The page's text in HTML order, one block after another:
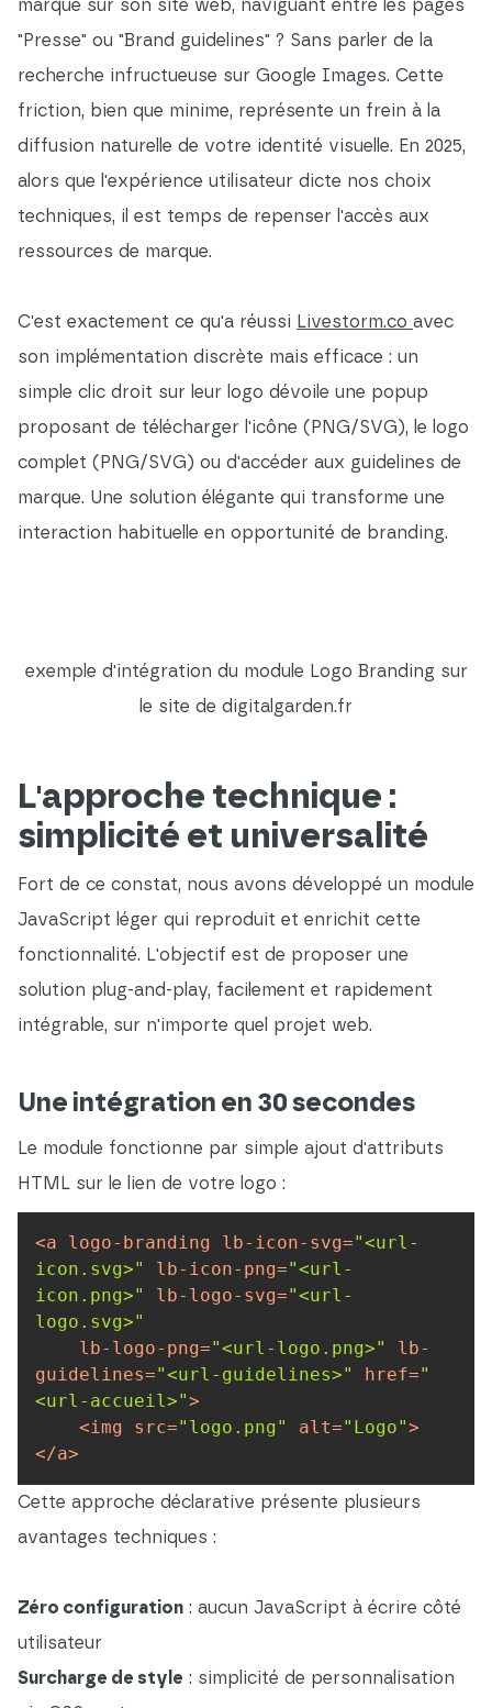
marque sur son site web, naviguant entre les pages
"Presse" ou "Brand guidelines" ? Sans parler de la
recherche infructueuse sur Google Images. Cette
friction, bien que minime, représente un frein à la
diffusion naturelle de votre identité visuelle. En 2025,
alors que l'expérience utilisateur dicte nos choix
techniques, il est temps de repenser l'accès aux
ressources de marque.
C'est exactement ce qu'a réussi Livestorm.co avec
son implémentation discrète mais efficace : un
simple clic droit sur leur logo dévoile une popup
proposant de télécharger l'icône (PNG/SVG), le logo
complet (PNG/SVG) ou d'accéder aux guidelines de
marque. Une solution élégante qui transforme une
interaction habituelle en opportunité de branding.
exemple d'intégration du module Logo Branding sur
le site de digitalgarden.fr
L'approche technique :
simplicité et universalité
Fort de ce constat, nous avons développé un module
JavaScript léger qui reproduit et enrichit cette
fonctionnalité. L'objectif est de proposer une
solution plug-and-play, facilement et rapidement
intégrable, sur n'importe quel projet web.
Une intégration en 30 secondes
Le module fonctionne par simple ajout d'attributs
HTML sur le lien de votre logo :
<a logo-branding lb-icon-svg="<url-
icon.svg>"
lb-icon-png="<url-
icon.png>"
lb-logo-svg="<url-
logo.svg>"
lb-logo-png="<url-logo.png>"
lb-
guidelines="<url-guidelines>" href="
<url-accueil>">
<img src="logo.png" alt="Logo">
</a>
Cette approche déclarative présente plusieurs
avantages techniques :
Zéro configuration : aucun JavaScript à écrire côté
utilisateur
Surcharge de style : simplicité de personnalisation